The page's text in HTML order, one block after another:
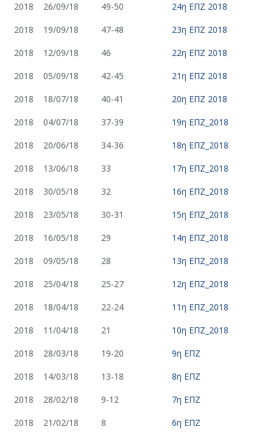
2018
26/09/18 49-50
24η ΕΠΖ 2018
2018
19/09/18 47-48
23η ΕΠΖ 2018
2018
12/09/18 46
22η ΕΠΖ 2018
2018
05/09/18 42-45
21η ΕΠΖ 2018
2018
18/07/18 40-41
20η ΕΠΖ 2018
2018
04/07/18 37-39
19η ΕΠΖ_2018
2018
20/06/18 34-36
18η ΕΠΖ_2018
2018
13/06/18 33
17η ΕΠΖ_2018
2018
30/05/18 32
16η ΕΠΖ_2018
2018
23/05/18 30-31
15η ΕΠΖ_2018
2018
16/05/18 29
14η ΕΠΖ_2018
2018
09/05/18 28
13η ΕΠΖ_2018
2018
25/04/18 25-27
12η ΕΠΖ_2018
2018
18/04/18 22-24
11η ΕΠΖ_2018
2018
11/04/18 21
10η ΕΠΖ_2018
2018
28/03/18 19-20
9η ΕΠΖ
2018
14/03/18 13-18
8η ΕΠΖ
2018
28/02/18 9-12
7η ΕΠΖ
2018
21/02/18 8
6η ΕΠΖ